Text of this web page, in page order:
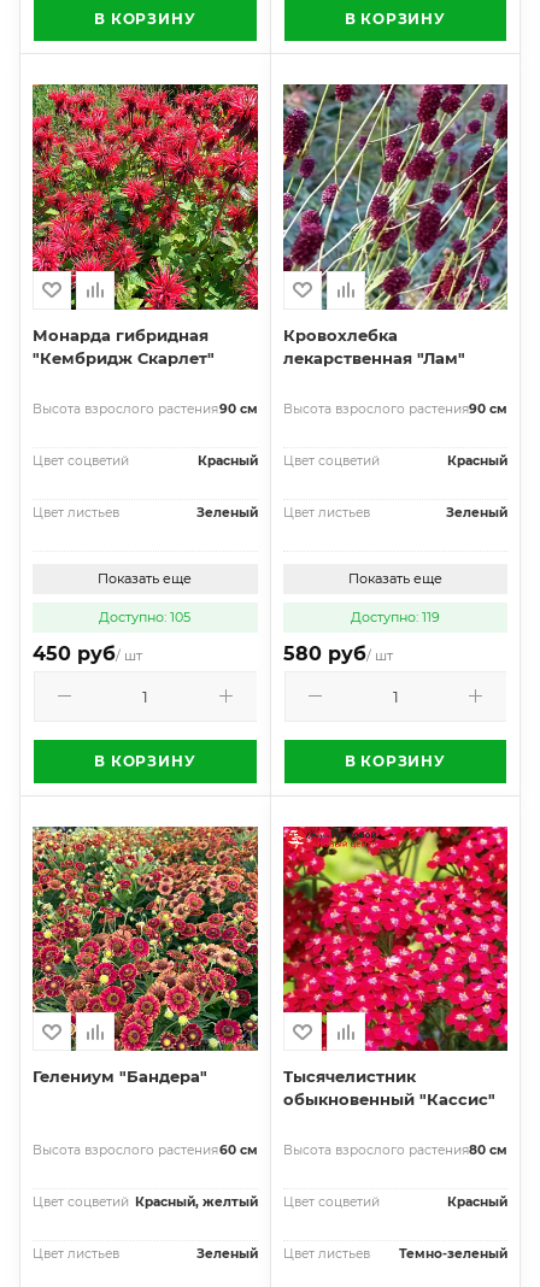
В КОРЗИНУ В КОРЗИНУ
Монарда гибридная
"Кембридж Скарлет"
Высота взрослого растения90 см
Цвет соцветий Красный
Цвет листьев Зеленый
Показать еще
Доступно: 105
450 руб/ шт
В КОРЗИНУ
Кровохлебка
лекарственная "Лам"
Высота взрослого растения90 см
Цвет соцветий Красный
Цвет листьев Зеленый
Показать еще
Доступно: 119
580 руб/ шт
В КОРЗИНУ
Гелениум "Бандера"
Высота взрослого растения60 см
Цвет соцветий Красный, желтый
Цвет листьев Зеленый
Тысячелистник
обыкновенный "Кассис"
Высота взрослого растения80 см
Цвет соцветий Красный
Цвет листьев Темно-зеленый